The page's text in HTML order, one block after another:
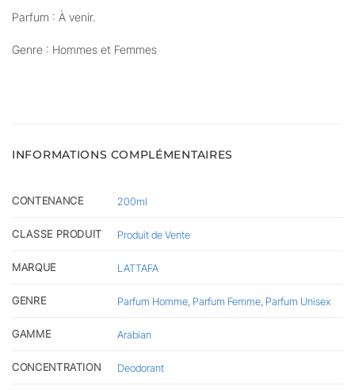
Parfum : À venir.
Genre : Hommes et Femmes
INFORMATIONS COMPLÉMENTAIRES
CONTENANCE 200ml
CLASSE PRODUIT Produit de Vente
MARQUE LATTAFA
GENRE Parfum Homme, Parfum Femme, Parfum Unisex
GAMME Arabian
CONCENTRATION Deodorant